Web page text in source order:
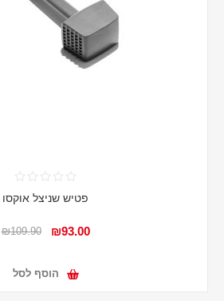
פטיש שניצל אוקסו
₪93.00
₪109.90
הוסף לסל